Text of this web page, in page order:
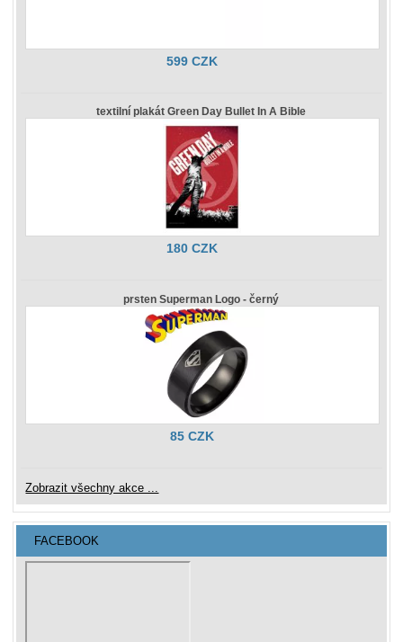
599 CZK
textilní plakát Green Day Bullet In A Bible
180 CZK
prsten Superman Logo - černý
85 CZK
Zobrazit všechny akce ...
FACEBOOK